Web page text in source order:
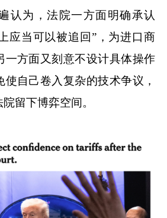
认为，法院一方面明确承认
应当可以被追回”，为进口商
一方面又刻意不设计具体操作
自己卷入复杂的技术争议，
留下博弈空间。